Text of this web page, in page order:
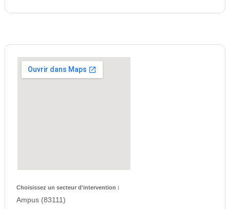
Choisissez un secteur d'intervention :
Ampus (83111)